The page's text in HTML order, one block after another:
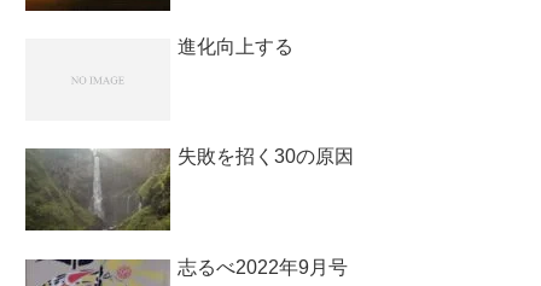
進化向上する
失敗を招く30の原因
志るべ2022年9月号